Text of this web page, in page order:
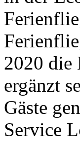
2020 die
ergänzt
Gäste
Service